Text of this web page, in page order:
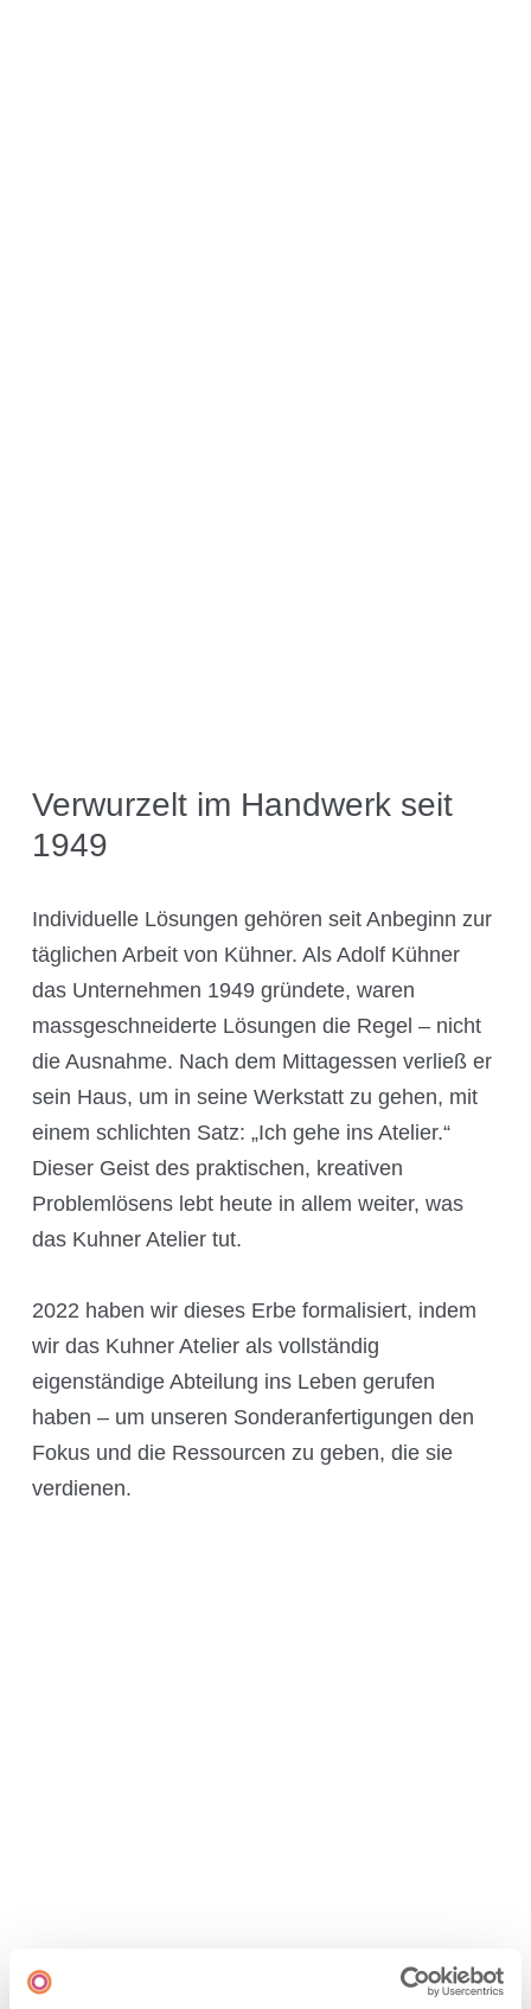
Newsroom
Multimedia
Social Media
Hauptsitz, Filialen und Partner
Filialen
Benelux
Deutschland
Frankreich
Verwurzelt im Handwerk seit
1949
Individuelle Lösungen gehören seit Anbeginn zur
täglichen Arbeit von Kühner. Als Adolf Kühner
das Unternehmen 1949 gründete, waren
massgeschneiderte Lösungen die Regel – nicht
die Ausnahme. Nach dem Mittagessen verließ er
sein Haus, um in seine Werkstatt zu gehen, mit
einem schlichten Satz: „Ich gehe ins Atelier.“
Dieser Geist des praktischen, kreativen
Problemlösens lebt heute in allem weiter, was
das Kuhner Atelier tut.
2022 haben wir dieses Erbe formalisiert, indem
wir das Kuhner Atelier als vollständig
eigenständige Abteilung ins Leben gerufen
haben – um unseren Sonderanfertigungen den
Fokus und die Ressourcen zu geben, die sie
verdienen.